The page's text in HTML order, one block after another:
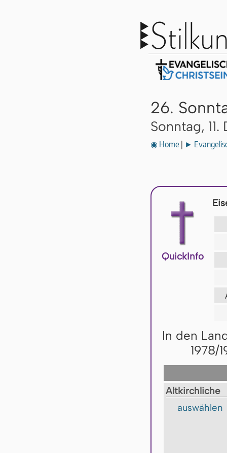
26.
Sonntag,
◉ Home ►
QuickInfo
In den
1978/
Altkirchliche
auswählen